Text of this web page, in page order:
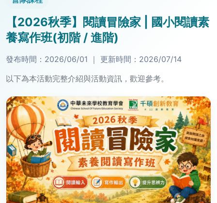
【2026秋季】閱讀冒險家 | 國小閱讀素
養寫作班(初階 / 進階)
發布時間： 2026/06/01 ｜ 更新時間： 2026/07/14
以下為本活動完整介紹與活動資訊，歡迎參考。